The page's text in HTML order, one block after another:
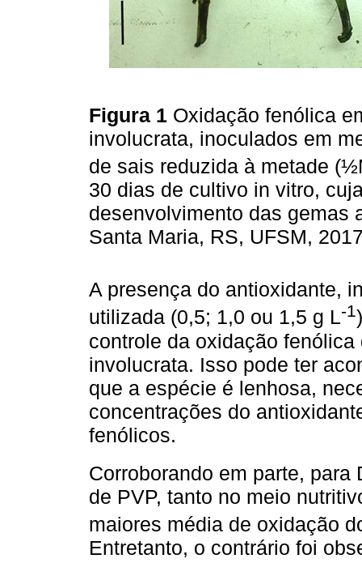
Figura 1 Oxidação fenólica
involucrata, inoculados em
de sais reduzida à metade
30 dias de cultivo in vitro,
desenvolvimento das gemas
Santa Maria, RS, UFSM,
A presença do antioxidante,
utilizada (0,5; 1,0 ou 1,5 g L-1
controle da oxidação
involucrata. Isso pode ter
que a espécie é lenhosa,
concentrações do
fenólicos.
Corroborando em parte,
de PVP, tanto no meio
maiores média de oxidação
Entretanto, o contrário foi